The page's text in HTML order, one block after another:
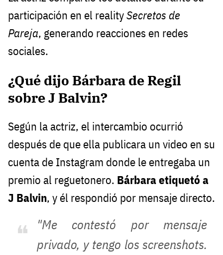
participación en el realitySecretos de
Pareja, generando reacciones en redes
sociales.
¿Qué dijo Bárbara de Regil
sobre J Balvin?
Según la actriz, el intercambio ocurrió
después de que ella publicara un video en su
cuenta de Instagram donde le entregaba un
premio al reguetonero. Bárbara etiquetó a
J Balvin, y él respondió por mensaje directo.
"Me contestó por mensaje
privado, y tengo los screenshots.